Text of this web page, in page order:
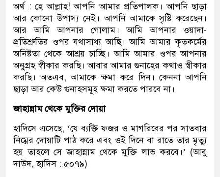
অর্থ : হে আল্লাহ! আপনি আমার প্রতিপালক। আপনি ছাড়া
আর কোনো উপাস্য নেই। আপনি আমাকে সৃষ্টি করেছেন।
আর আমি আপনার গোলাম। আমি আপনার ওয়াদা-
প্রতিশ্রুতির ওপর যথাসাধ্য আছি। আমি আমার কৃতকর্মের
অনিষ্টতা থেকে আশ্রয় চাচ্ছি। আমি আমার ওপর আপনার
অনুগ্রহ স্বীকার করছি। আবার আমার গুনাহের কথাও স্বীকার
করছি। অতএব, আমাকে ক্ষমা করে দিন। কেননা আপনি
ছাড়া আর কেউ গুনাহসমূহ ক্ষমা করতে পারবে না।
জাহান্নাম থেকে মুক্তির দোয়া
হাদিসে এসেছে, ‘যে ব্যক্তি ফজর ও মাগরিবের পর সাতবার
নিম্নের দোয়াটি পাঠ করে এবং ওই দিনে বা রাতে তার মৃত্যু
হয় তাহলে সে জাহান্নাম থেকে মুক্তি লাভ করবে।’ (আবু
দাউদ, হাদিস : ৫০৭৯)